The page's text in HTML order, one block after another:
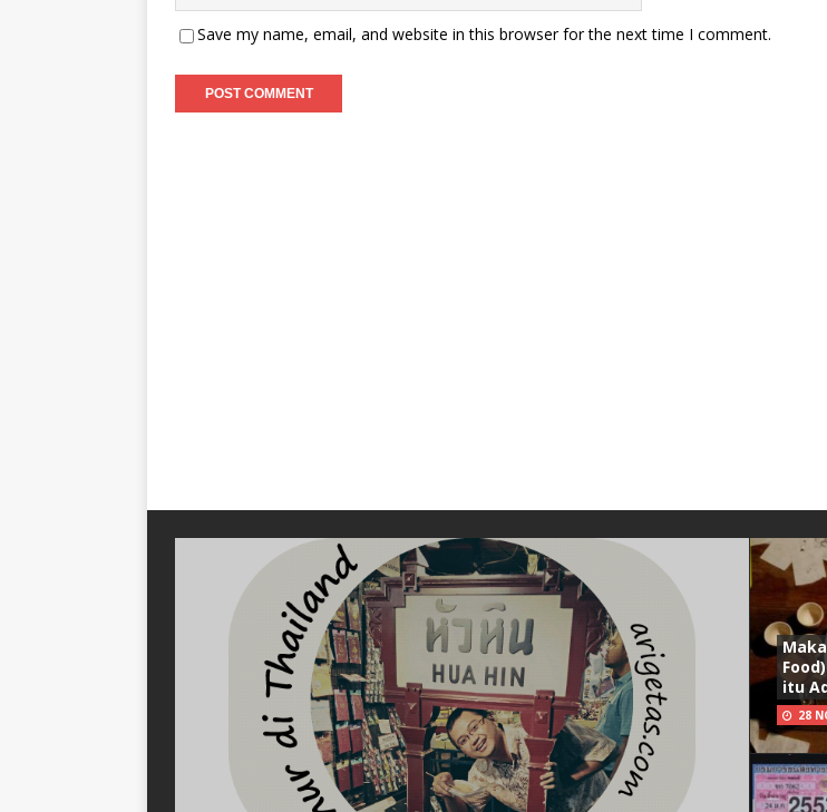
Save my name, email, and website in this browser for the next time I comment.
itu
28